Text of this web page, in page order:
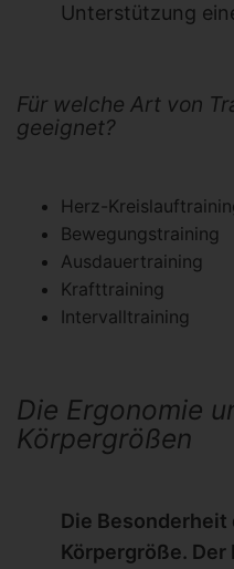
Unterstützung
Für welche Art von
geeignet?
Herz-
Bewegungstraining
Ausdauertraining
Krafttraining
Intervalltraining
Die Ergonomie
Körpergrößen
Die
Körpergröße.